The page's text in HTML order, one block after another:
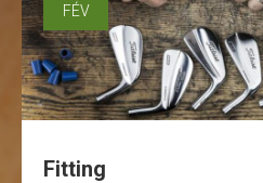
FÉV
Fitting